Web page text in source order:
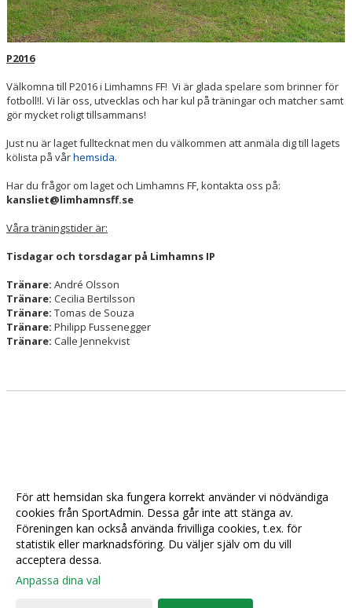
P2016
Välkomna till P2016 i Limhamns FF! Vi är glada spelare som brinner för
fotboll!l. Vi lär oss, utvecklas och har kul på träningar och matcher samt
gör mycket roligt tillsammans!
Just nu är laget fulltecknat men du välkommen att anmäla dig till lagets
kölista på vårhemsida.
Har du frågor om laget och Limhamns FF, kontakta oss på:
kansliet@limhamnsff.se
Våra träningstider är:
Tisdagar och torsdagar på Limhamns IP
Tränare: André Olsson
Tränare: Cecilia Bertilsson
Tränare: Tomas de Souza
Tränare: Philipp Fussenegger
Tränare: Calle Jennekvist
För att hemsidan ska fungera korrekt använder vi nödvändiga
cookies från SportAdmin. Dessa går inte att stänga av.
Föreningen kan också använda frivilliga cookies, t.ex. för
statistik eller marknadsföring. Du väljer själv om du vill
acceptera dessa.
Anpassa dina val